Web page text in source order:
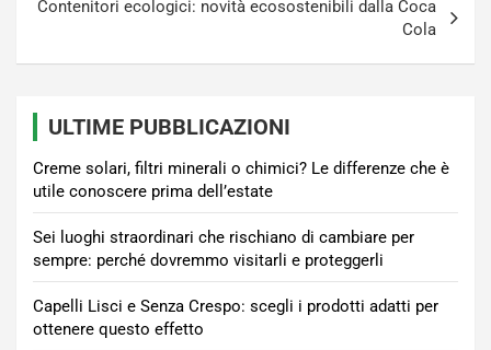
Contenitori ecologici: novità ecosostenibili dalla Coca
Cola
ULTIME PUBBLICAZIONI
Creme solari, filtri minerali o chimici? Le differenze che è
utile conoscere prima dell’estate
Sei luoghi straordinari che rischiano di cambiare per
sempre: perché dovremmo visitarli e proteggerli
Capelli Lisci e Senza Crespo: scegli i prodotti adatti per
ottenere questo effetto